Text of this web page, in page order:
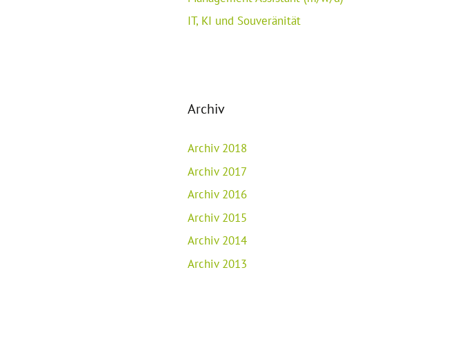
IT, KI und Souveränität
Archiv
Archiv 2018
Archiv 2017
Archiv 2016
Archiv 2015
Archiv 2014
Archiv 2013